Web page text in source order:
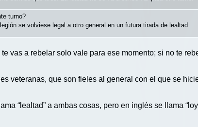
turno?
se volviese legal a otro general en un futura tirada de lealtad.
vas a rebelar solo vale para ese momento; si no te
veteranas, que son fieles al general con el que se
“lealtad” a ambas cosas, pero en inglés se llama